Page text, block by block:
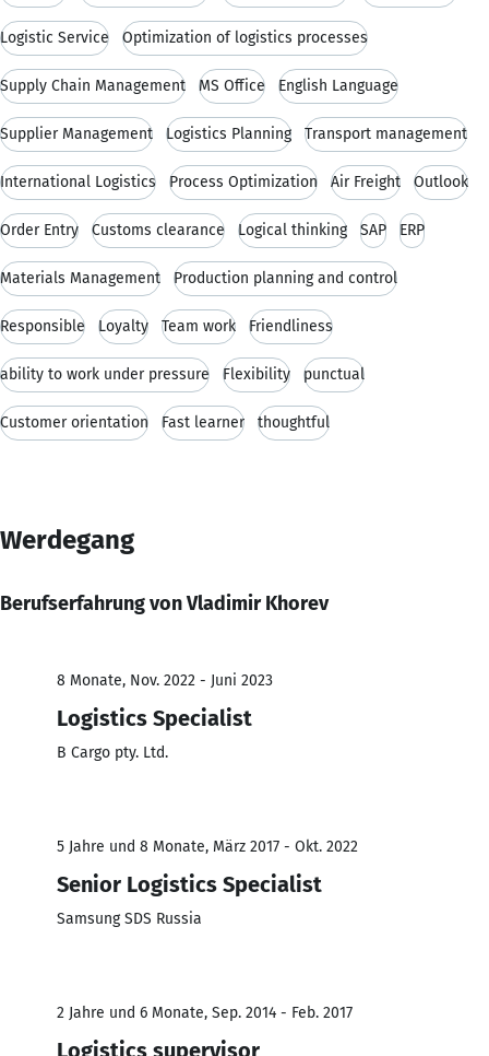
Logistic Service Optimization of logistics processes
Supply Chain Management MS Office English Language
Supplier Management Logistics Planning Transport management
International Logistics Process Optimization Air Freight Outlook
Order Entry Customs clearance Logical thinking SAP ERP
Materials Management Production planning and control
Responsible Loyalty Team work Friendliness
ability to work under pressure Flexibility punctual
Customer orientation Fast learner thoughtful
Werdegang
Berufserfahrung von Vladimir Khorev
8 Monate, Nov. 2022 - Juni 2023
Logistics Specialist
B Cargo pty. Ltd.
5 Jahre und 8 Monate, März 2017 - Okt. 2022
Senior Logistics Specialist
Samsung SDS Russia
2 Jahre und 6 Monate, Sep. 2014 - Feb. 2017
Logistics supervisor